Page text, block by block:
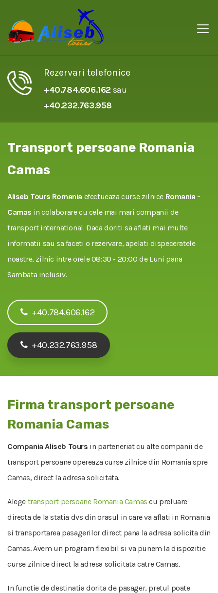
Rezervari telefonice
+40.784.606.162 sau
+40.232.763.958
Transport persoane Romania
Camas
Aliseb Tours Romania efectueaza curse zilnice Romania -
Camas in colaborare cu cele mai mari companii de
transport international. Daca doriti sa aflati mai multe
informatii sau sa faceti o rezervare, apelati dispeceratele
noastre, zilnic intre orele 08:30 - 20:00 de Luni pana
Sambata inclusiv.
+40.784.606.162
+40.232.763.958
Firma transport persoane
Romania Camas
Compania Aliseb Tours in parteneriat cu alte companii de
transport persoane opereaza curse zilnice din Romania spre
Camas, direct la adresa solicitata.
Alege transport persoane Romania Camas cu preluare
directa de la statia dvs din orasul in care va aflati in Romania
si transportarea pasagerilor direct pana la adresa solicita din
Camas. Avem un program flexibil si va punem la dispozitie
curse zilnice direct la adresa solicitata catre Camas.
In functie de destinatia dorita de pasager, pretul poate